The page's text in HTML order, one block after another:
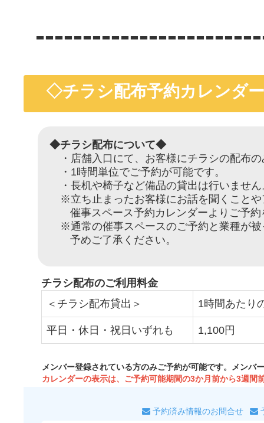
◇チラシ配布予約カレンダ
チラシ配布のご利用料金
＜チラシ配布貸出＞
1時間あたり
平日・休日・祝日いずれも 1,100円
メンバー登録されている方のみご予約が可能です。メンバ
カレンダーの表示は、ご予約可能期間の3か月前から3週間
◆チラシ配布について◆
・店舗入口にて、お客様にチラシの配布の
・1時間単位でご予約が可能です。
・長机や椅子など備品の貸出は行いません
※立ち止まったお客様にお話を聞くことや
催事スペース予約カレンダーよりご予約
※通常の催事スペースのご予約と業種が被
予めご了承ください。